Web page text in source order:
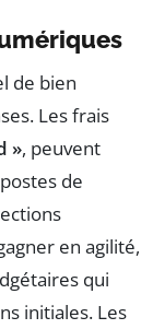
de bien
Les frais
», peuvent
de
en agilité,
qui
initiales. Les